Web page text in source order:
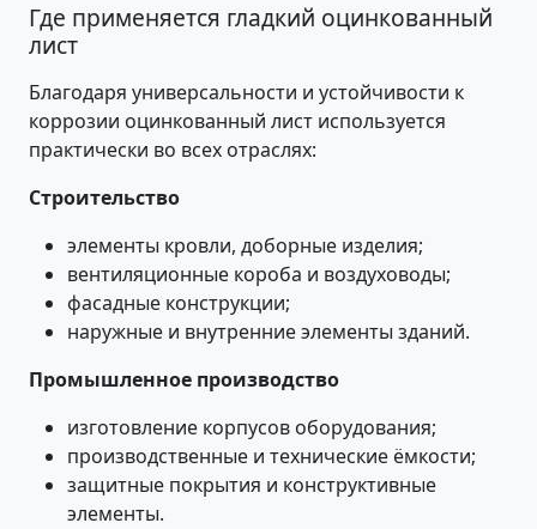
Где применяется гладкий оцинкованный
лист
Благодаря универсальности и устойчивости к
коррозии оцинкованный лист используется
практически во всех отраслях:
Строительство
элементы кровли, доборные изделия;
вентиляционные короба и воздуховоды;
фасадные конструкции;
наружные и внутренние элементы зданий.
Промышленное производство
изготовление корпусов оборудования;
производственные и технические ёмкости;
защитные покрытия и конструктивные
элементы.